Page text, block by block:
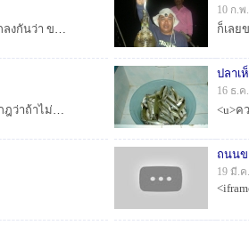
ไปบางสะพานมา เนื่องจากอากาศเดี๋ยวนี้คาดเดายากก็เลยตกลงกันว่า ขอให้ได้ไป ไอ้ที่จะได้ตัวไม่ได้ตัวเป็นว่าเราจะไม่ซีเรียส ตกลงกันแล้วเราก็เดินทางโดยไม่หว...
วันที่8พย. ผมขี่มอไซค์ไปดูระดับน้ำที่ตลาดกระทุ่มแบน ปรากฎว่าถ้าไม่มีกระสอบทรายน้ำคงเข้าตลาดบ้างแล้วละ แต่ตอนนี้ยังไม่ท่วมเลยว่าย้อกลับไปดูที่ประตูระบา...
10 ก.
ก็เลย
ปลาเ
16 ธ.
ถนนข
19 มี.